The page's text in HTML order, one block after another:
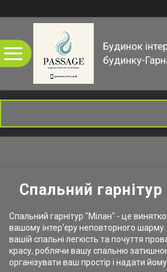
Будинок
будинку-
Спальний
Спальний гарнітур "Мілан" - це
вашому інтер'єру неповторного шарму.
вашій спальні легкість та почуття
красу, роблячи вашу спальню
організувати ваш простір і надати